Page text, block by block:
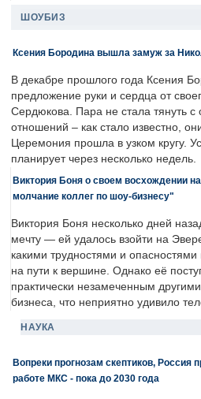
ШОУБИЗ
Ксения Бородина вышла замуж за
В декабре прошлого года Ксения
предложение руки и сердца от
Сердюкова. Пара не стала тянуть
отношений – как стало известно,
Церемония прошла в узком кругу.
планирует через несколько недель.
Виктория Боня о своем восхождении
молчание коллег по шоу-бизнесу"
Виктория Боня несколько дней
мечту — ей удалось взойти на
какими трудностями и опасностями
на пути к вершине. Однако её
практически незамеченным
бизнеса, что неприятно удивило
НАУКА
Вопреки прогнозам скептиков, Россия
работе МКС - пока до 2030 года